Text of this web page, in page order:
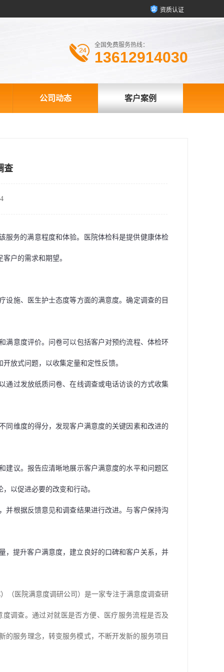
资质认证
全国免费服务热线：
13612914030
公司动态 客户案例
查
服务的满意程度和体验。医院体检科是提供健康体检
户的需求和期望。
设施、医生护士态度等方面的满意度。确定调查的目
满意度评价。问卷可以包括客户对预约流程、体检环
放式问题，以收集定量和定性反馈。
通过发放纸质问卷、在线调查或电话访谈的方式收集
同维度的得分，发现客户满意度的关键因素和改进的
建议。报告应清晰地展示客户满意度的水平和问题区
以促进必要的改变和行动。
并根据反馈意见和调查结果进行改进。与客户保持沟
，提升客户满意度，建立良好的口碑和客户关系，并
（ 医院满意度调研公司 ） 是一家专注于满意度调查研
调查。通过对就医是否方便、医疗服务流程是否及
的服务理念，转变服务模式，不断开发新的服务项目